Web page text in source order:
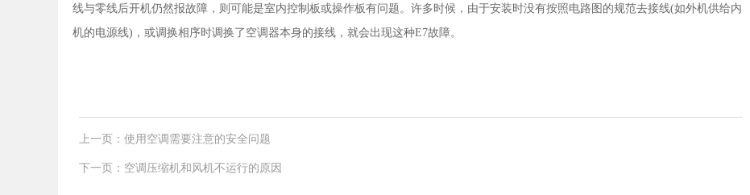
线与零线后开机仍然报故障，则可能是室内控制板或操作板有问题。许多时候，由于安装时没有按照电路图的规范去接线(如外机供给内
机的电源线)，或调换相序时调换了空调器本身的接线，就会出现这种E7故障。
上一页：使用空调需要注意的安全问题
下一页：空调压缩机和风机不运行的原因